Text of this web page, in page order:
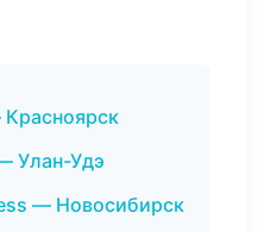
Улан-Удэ
— Новосибирск